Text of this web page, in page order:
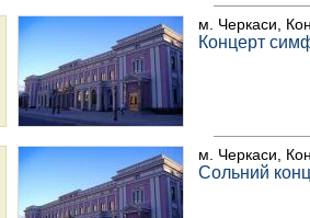
м. Черкаси,
Концерт
м. Черкаси,
Сольний